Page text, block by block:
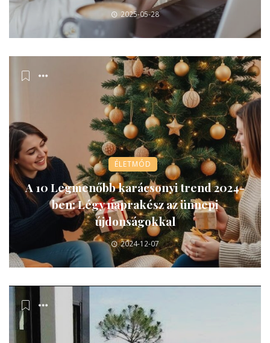
2025-05-28
ÉLETMÓD
A 10 Legmenőbb karácsonyi trend 2024-
ben: Légy naprakész az ünnepi
újdonságokkal
2024-12-07